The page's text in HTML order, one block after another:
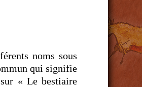
noms sous
qui signifie
« Le bestiaire